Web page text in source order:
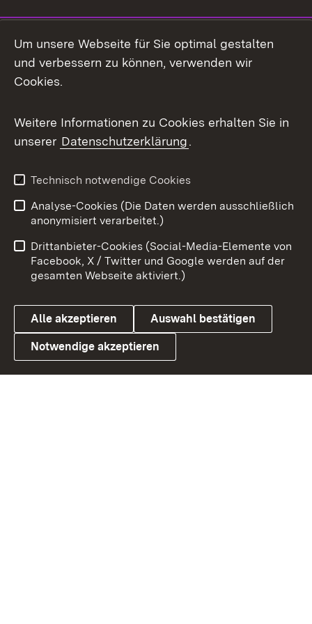
Facebook
X / Twitter
Youtube
Link zum Landesportal
Impressum
Kontakt
Barrierefreiheit
Datenschutz
Cookies
Um unsere Webseite für Sie optimal gestalten
und verbessern zu können, verwenden wir
Cookies.
Weitere Informationen zu Cookies erhalten Sie in
unserer Datenschutzerklärung.
Technisch notwendige Cookies
Analyse-Cookies (Die Daten werden ausschließlich
anonymisiert verarbeitet.)
Drittanbieter-Cookies (Social-Media-Elemente von
Facebook, X / Twitter und Google werden auf der
gesamten Webseite aktiviert.)
Alle akzeptieren Auswahl bestätigen
Notwendige akzeptieren